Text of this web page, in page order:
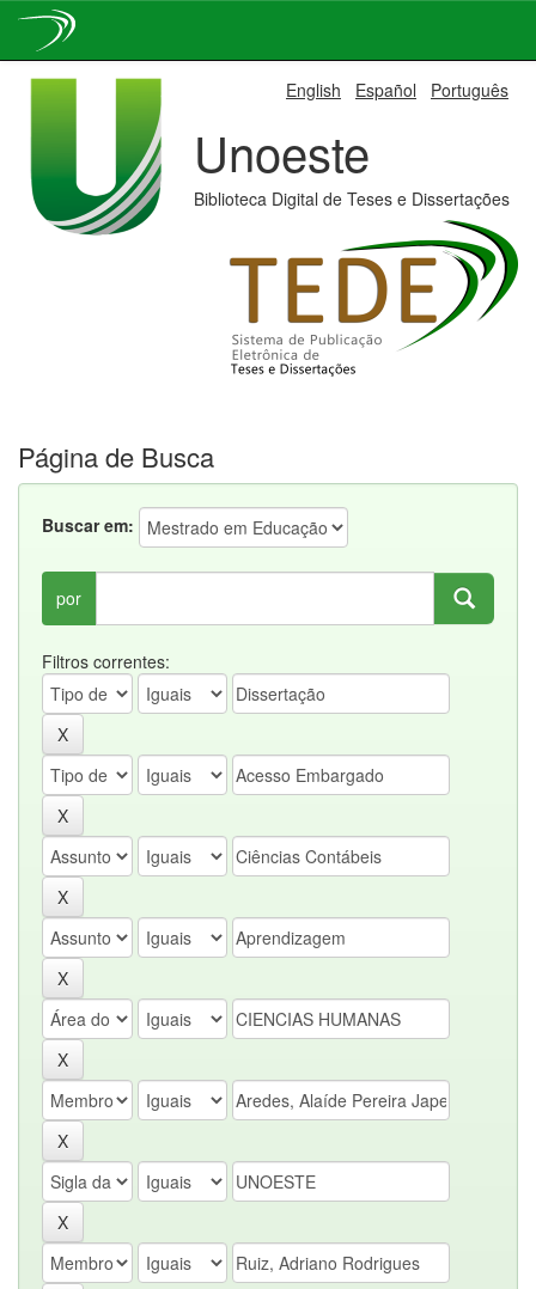
English Español Português
Unoeste
Biblioteca Digital de Teses e Dissertações
Página de Busca
Buscar em:
por
Filtros correntes: